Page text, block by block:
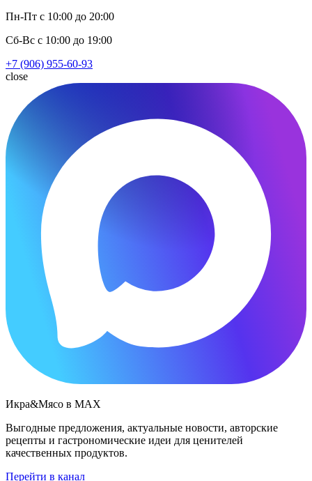
Пн-Пт с 10:00 до 20:00
Сб-Вс с 10:00 до 19:00
+7 (906) 955-60-93
close
Икра&Мясо в МАХ
Выгодные предложения, актуальные новости, авторские
рецепты и гастрономические идеи для ценителей
качественных продуктов.
Перейти в канал